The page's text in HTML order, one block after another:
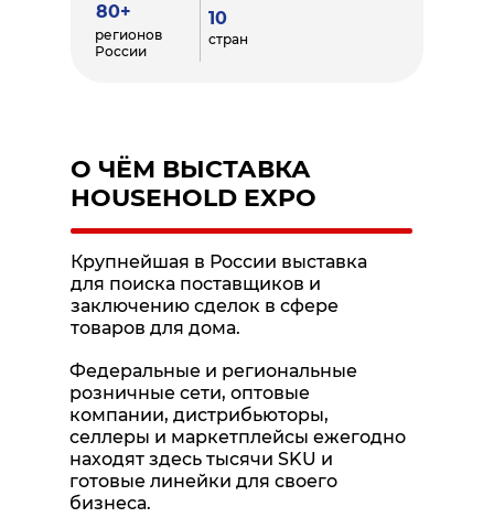
80+
регионов
России
10
стран
О ЧЁМ ВЫСТАВКА
HOUSEHOLD EXPO
Крупнейшая в России выставка
для поиска поставщиков и
заключению сделок в сфере
товаров для дома.
Федеральные и региональные
розничные сети, оптовые
компании, дистрибьюторы,
селлеры и маркетплейсы ежегодно
находят здесь тысячи SKU и
готовые линейки для своего
бизнеса.